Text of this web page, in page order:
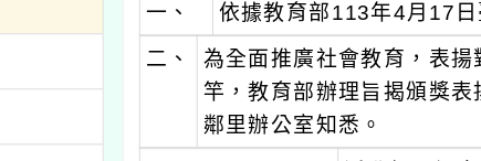
一、 依據教育部113年4月17
二、
為全面推廣社會教育，表
竿，教育部辦理旨揭頒獎
鄰里辦公室知悉。